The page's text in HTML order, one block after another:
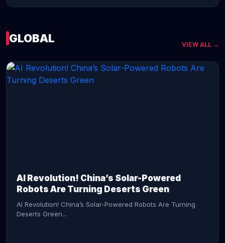
GLOBAL VIEW ALL →
AI Revolution! China’s Solar-Powered
Robots Are Turning Deserts Green
AI Revolution! China’s Solar-Powered Robots Are Turning
Deserts Green...